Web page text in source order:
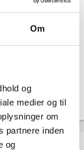
Om
og
medier og til
om
partnere inden
og